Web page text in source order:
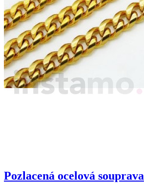
Pozlacená ocelová souprava